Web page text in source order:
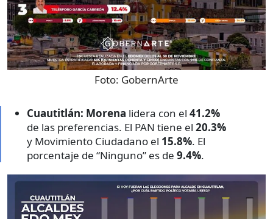
Foto: GobernArte
Cuautitlán: Morena lidera con el 41.2%
de las preferencias. El PAN tiene el 20.3%
y Movimiento Ciudadano el 15.8%. El
porcentaje de “Ninguno” es de 9.4%.